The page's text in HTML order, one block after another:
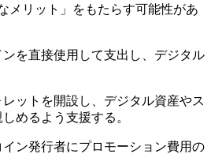
メリット」をもたらす可能性があ
を直接使用して支出し、デジタル
ットを開設し、デジタル資産やス
めるよう支援する。
ン発行者にプロモーション費用の